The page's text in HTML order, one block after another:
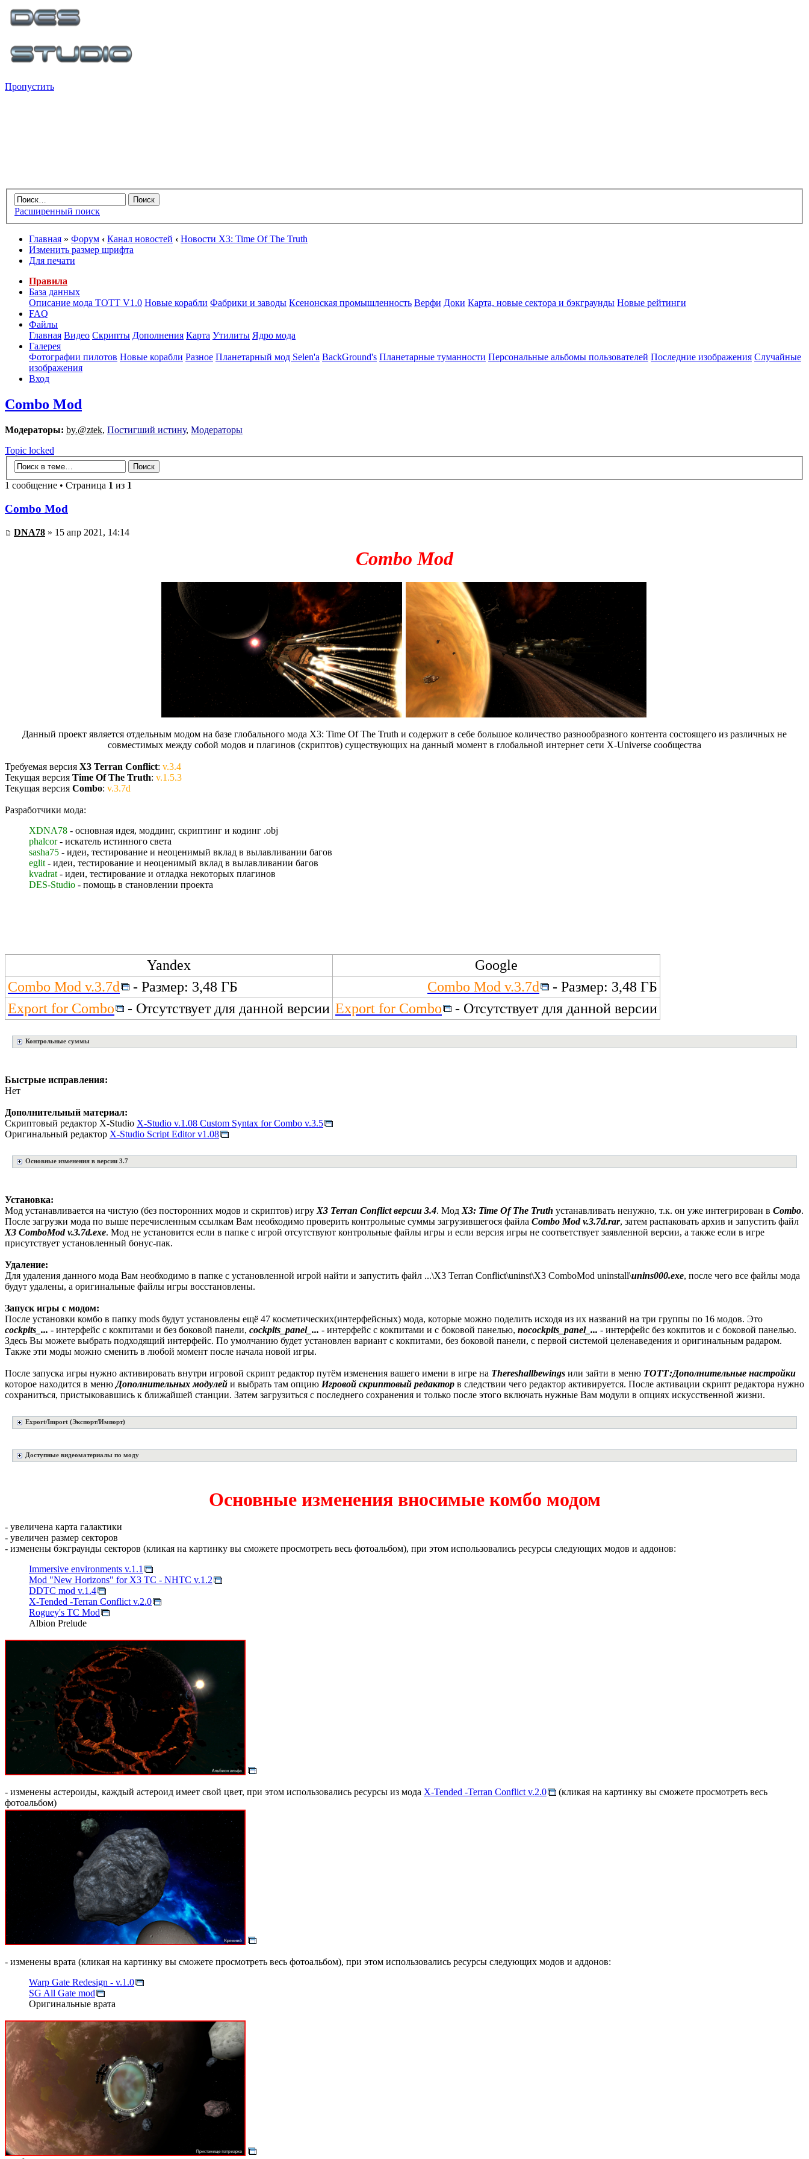
Пропустить
Расширенный поиск
Главная » Форум ‹ Канал новостей ‹ Новости X3: Time Of The Truth
Изменить размер шрифта
Для печати
Правила
База данных
Описание мода ТОТТ V1.0 Новые корабли Фабрики и заводы Ксенонская промышленность Верфи Доки Карта, новые сектора и бэкграунды Новые рейтинги
FAQ
Файлы
Главная Видео Скрипты Дополнения Карта Утилиты Ядро мода
Галерея
Фотографии пилотов Новые корабли Разное Планетарный мод Selen'a BackGround's Планетарные туманности Персональные альбомы пользователей Последние изображения Случайные
изображения
Вход
Combo Mod
Модераторы: by.@ztek, Постигший истину, Модераторы
Topic locked
1 сообщение • Страница 1 из 1
Combo Mod
DNA78 » 15 апр 2021, 14:14
Combo Mod
Данный проект является отдельным модом на базе глобального мода X3: Time Of The Truth и содержит в себе большое количество разнообразного контента состоящего из различных не
совместимых между собой модов и плагинов (скриптов) существующих на данный момент в глобальной интернет сети Х-Universe сообщества
Требуемая версия X3 Terran Conflict: v.3.4
Текущая версия Time Of The Truth: v.1.5.3
Текущая версия Combo: v.3.7d
Разработчики мода:
XDNA78 - основная идея, моддинг, скриптинг и кодинг .obj
phalcor- искатель истинного света
sasha75 - идеи, тестирование и неоценимый вклад в вылавливании багов
eglit - идеи, тестирование и неоценимый вклад в вылавливании багов
kvadrat - идеи, тестирование и отладка некоторых плагинов
DES-Studio - помощь в становлении проекта
Yandex
Google
Combo Mod v.3.7d
- Размер: 3,48 ГБ Combo Mod v.3.7d
- Размер: 3,48 ГБ
Export for Combo
- Отсутствует для данной версии Export for Combo - Отсутствует для данной версии
Контрольные суммы
Быстрые исправления:
Нет
Дополнительный материал:
Скриптовый редактор X-Studio X-Studio v.1.08 Custom Syntax for Combo v.3.5
Оригинальный редактор X-Studio Script Editor v1.08
Основные изменения в версии 3.7
Установка:
Мод устанавливается на чистую (без посторонних модов и скриптов) игру X3 Terran Conflict версии 3.4. Мод X3: Time Of The Truth устанавливать ненужно, т.к. он уже интегрирован в Combo.
После загрузки мода по выше перечисленным ссылкам Вам необходимо проверить контрольные суммы загрузившегося файла Combo Mod v.3.7d.rar, затем распаковать архив и запустить файл
X3 ComboMod v.3.7d.exe. Мод не установится если в папке с игрой отсутствуют контрольные файлы игры и если версия игры не соответствует заявленной версии, а также если в игре
присутствует установленный бонус-пак.
Удаление:
Для удаления данного мода Вам необходимо в папке с установленной игрой найти и запустить файл ...\X3 Terran Conflict\uninst\X3 ComboMod uninstall\unins000.exe, после чего все файлы мода
будут удалены, а оригинальные файлы игры восстановлены.
Запуск игры с модом:
После установки комбо в папку mods будут установлены ещё 47 косметических(интерфейсных) мода, которые можно поделить исходя из их названий на три группы по 16 модов. Это
cockpits_... - интерфейс с кокпитами и без боковой панели, cockpits_panel_... - интерфейс с кокпитами и с боковой панелью, nocockpits_panel_... - интерфейс без кокпитов и с боковой панелью.
Здесь Вы можете выбрать подходящий интерфейс. По умолчанию будет установлен вариант с кокпитами, без боковой панели, с первой системой целенаведения и оригинальным радаром.
Также эти моды можно сменить в любой момент после начала новой игры.
После запуска игры нужно активировать внутри игровой скрипт редактор путём изменения вашего имени в игре на Thereshallbewings или зайти в меню ТОТТ:Дополнительные настройки
которое находится в меню Дополнительных модулей и выбрать там опцию Игровой скриптовый редактор в следствии чего редактор активируется. После активации скрипт редактора нужно
сохраниться, пристыковавшись к ближайшей станции. Затем загрузиться с последнего сохранения и только после этого включать нужные Вам модули в опциях искусственной жизни.
Export/Import (Экспорт/Импорт)
Доступные видеоматериалы по моду
Основные изменения вносимые комбо модом
- увеличена карта галактики
- увеличен размер секторов
- изменены бэкграунды секторов (кликая на картинку вы сможете просмотреть весь фотоальбом), при этом использовались ресурсы следующих модов и аддонов:
Immersive environments v.1.1
Mod "New Horizons" for X3 TC - NHTC v.1.2
DDTC mod v.1.4
X-Tended -Terran Conflict v.2.0
Roguey's TC Mod
Albion Prelude
- изменены астероиды, каждый астероид имеет свой цвет, при этом использовались ресурсы из мода X-Tended -Terran Conflict v.2.0
(кликая на картинку вы сможете просмотреть весь
фотоальбом)
- изменены врата (кликая на картинку вы сможете просмотреть весь фотоальбом), при этом использовались ресурсы следующих модов и аддонов:
Warp Gate Redesign - v.1.0
SG All Gate mod
Оригинальные врата